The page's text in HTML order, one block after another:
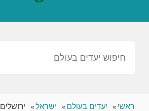
טיפים והנחות לטיול
רילוקיישן לקפריסין
חיפוש יעדים בעולם
ראשי יעדים בעולם ישראל ירושלים